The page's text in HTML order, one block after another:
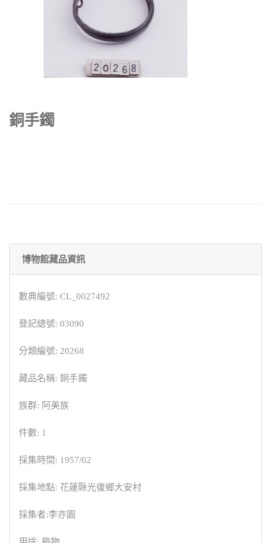
銅手鐲
博物館藏品資訊
數典編號: CL_0027492
登記總號: 03090
分類編號: 20268
藏品名稱: 銅手鐲
族群: 阿美族
件數: 1
採集時間: 1957/02
採集地點: 花蓮縣光復鄉大安村
採集者:李亦園